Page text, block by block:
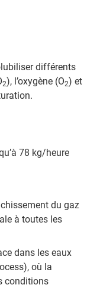
différents
2), l’oxygène (O2) et
78 kg/heure
du gaz
à toutes les
dans les eaux
où la
conditions